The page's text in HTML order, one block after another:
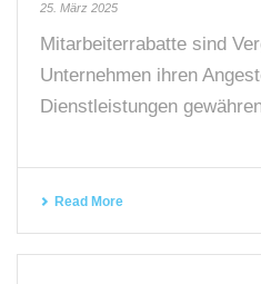
25. März 2025
Mitarbeiterrabatte sind
Unternehmen ihren
Dienstleistungen
Read More